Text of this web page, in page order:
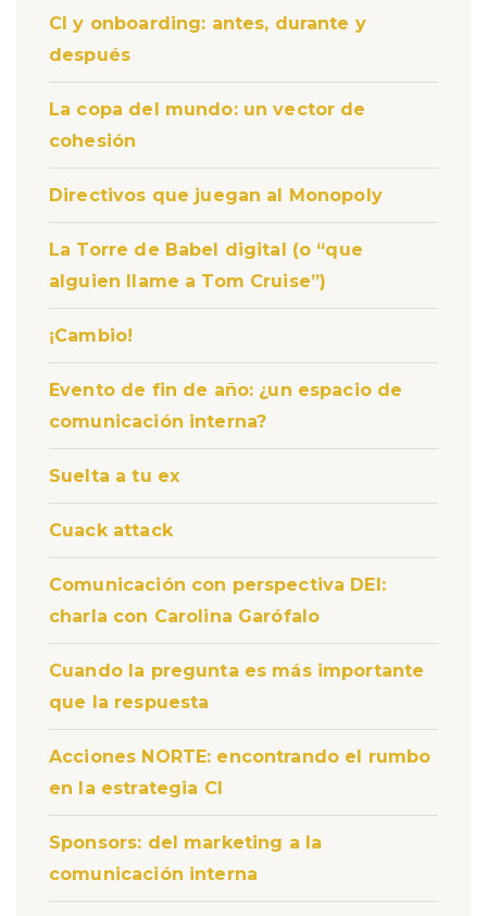
CI y onboarding: antes, durante y
después
La copa del mundo: un vector de
cohesión
Directivos que juegan al Monopoly
La Torre de Babel digital (o “que
alguien llame a Tom Cruise”)
¡Cambio!
Evento de fin de año: ¿un espacio de
comunicación interna?
Suelta a tu ex
Cuack attack
Comunicación con perspectiva DEI:
charla con Carolina Garófalo
Cuando la pregunta es más importante
que la respuesta
Acciones NORTE: encontrando el rumbo
en la estrategia CI
Sponsors: del marketing a la
comunicación interna